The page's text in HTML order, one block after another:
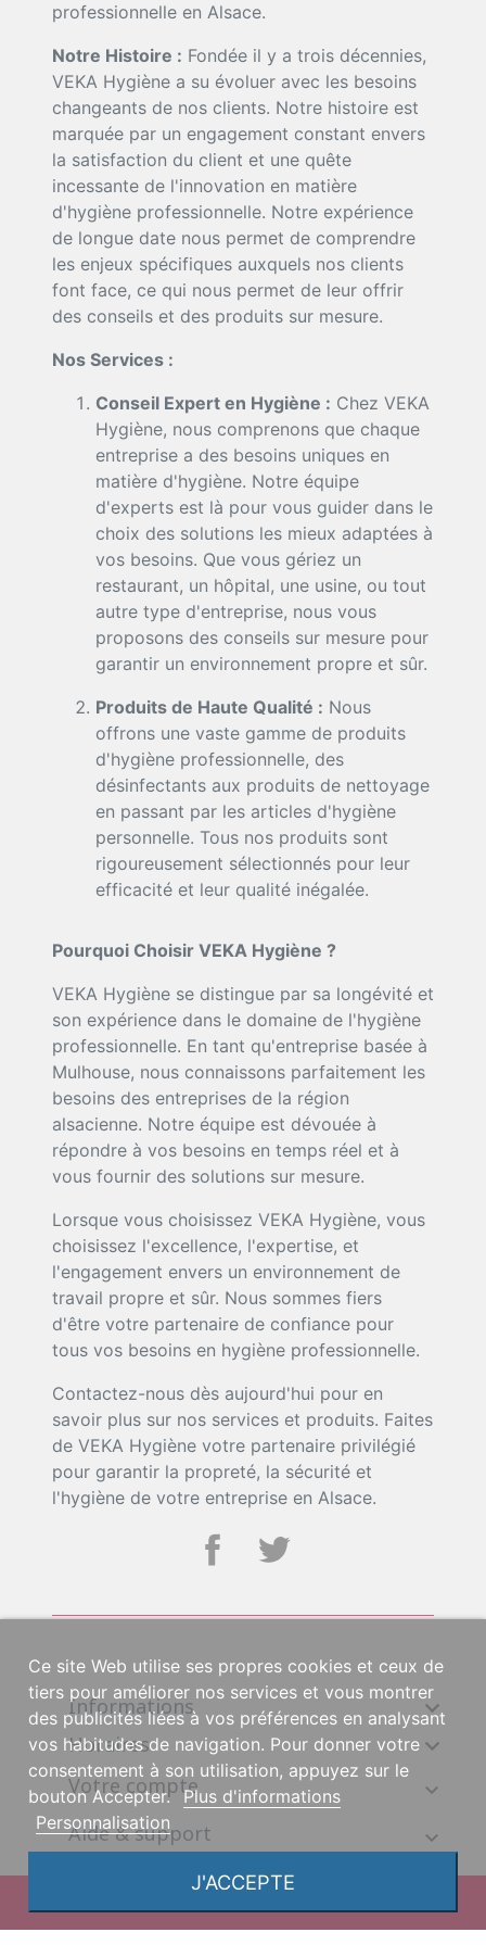
professionnelle en Alsace.
Notre Histoire : Fondée il y a trois décennies,
VEKA Hygiène a su évoluer avec les besoins
changeants de nos clients. Notre histoire est
marquée par un engagement constant envers
la satisfaction du client et une quête
incessante de l'innovation en matière
d'hygiène professionnelle. Notre expérience
de longue date nous permet de comprendre
les enjeux spécifiques auxquels nos clients
font face, ce qui nous permet de leur offrir
des conseils et des produits sur mesure.
Nos Services :
Conseil Expert en Hygiène : Chez VEKA
Hygiène, nous comprenons que chaque
entreprise a des besoins uniques en
matière d'hygiène. Notre équipe
d'experts est là pour vous guider dans le
choix des solutions les mieux adaptées à
vos besoins. Que vous gériez un
restaurant, un hôpital, une usine, ou tout
autre type d'entreprise, nous vous
proposons des conseils sur mesure pour
garantir un environnement propre et sûr.
Produits de Haute Qualité : Nous
offrons une vaste gamme de produits
d'hygiène professionnelle, des
désinfectants aux produits de nettoyage
en passant par les articles d'hygiène
personnelle. Tous nos produits sont
rigoureusement sélectionnés pour leur
efficacité et leur qualité inégalée.
Pourquoi Choisir VEKA Hygiène ?
VEKA Hygiène se distingue par sa longévité et
son expérience dans le domaine de l'hygiène
professionnelle. En tant qu'entreprise basée à
Mulhouse, nous connaissons parfaitement les
besoins des entreprises de la région
alsacienne. Notre équipe est dévouée à
répondre à vos besoins en temps réel et à
vous fournir des solutions sur mesure.
Lorsque vous choisissez VEKA Hygiène, vous
choisissez l'excellence, l'expertise, et
l'engagement envers un environnement de
travail propre et sûr. Nous sommes fiers
d'être votre partenaire de confiance pour
tous vos besoins en hygiène professionnelle.
Contactez-nous dès aujourd'hui pour en
savoir plus sur nos services et produits. Faites
de VEKA Hygiène votre partenaire privilégié
pour garantir la propreté, la sécurité et
l'hygiène de votre entreprise en Alsace.
Informations 
Horaires 
Votre compte
Aide & support
Ce site Web utilise ses propres cookies et ceux de
tiers pour améliorer nos services et vous montrer
des publicités liées à vos préférences en analysant
vos habitudes de navigation. Pour donner votre
consentement à son utilisation, appuyez sur le
bouton Accepter. Plus d'informations
Personnalisation
J'ACCEPTE